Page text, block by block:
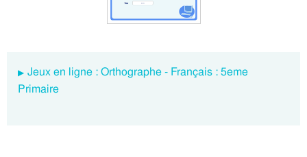
Jeux en ligne : Orthographe - Français : 5eme
Primaire